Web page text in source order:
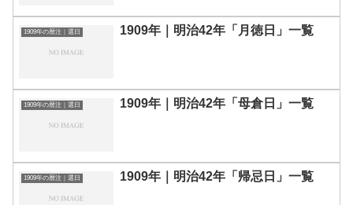
1909年の暦注｜選日 1909年｜明治42年「月徳日」一覧
1909年の暦注｜選日 1909年｜明治42年「母倉日」一覧
1909年の暦注｜選日 1909年｜明治42年「帰忌日」一覧